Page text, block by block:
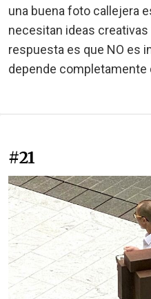
una buena foto callejera
necesitan ideas
respuesta es que NO es
depende completamente
#21